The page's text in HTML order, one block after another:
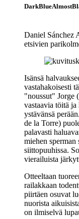
Daniel Sánchez
etsivien
Isänsä
vastahakoisesti
"noussut" Jorge (
vastaavia töitä ja
ystävänsä
de la Torre)
palavasti
miehen
siittopuuhissa.
vierailuista
Otteeltaan
railakkaan
piirtäen osuvat
nuorista
on ilmiselvä